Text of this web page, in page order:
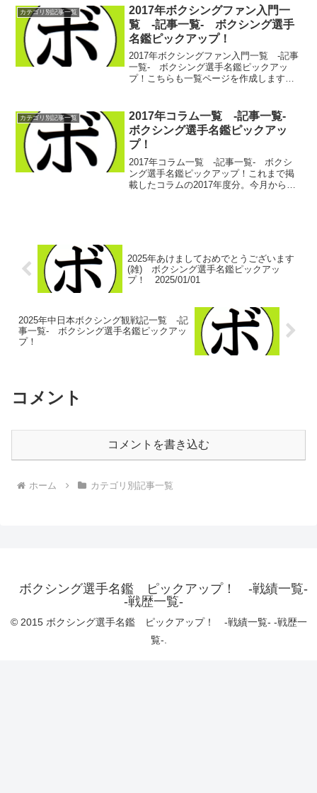
プ！2016年ボクシングファン入門一覧 -
記事一覧-...
カテゴリ別記事一覧
2017年ボクシングファン入門一
覧 -記事一覧- ボクシング選手
名鑑ピックアップ！
2017年ボクシングファン入門一覧 -記事
一覧- ボクシング選手名鑑ピックアッ
プ！こちらも一覧ページを作成します。
仕組み(解説) ボクシング選手名鑑ピック
アップ！ 20...
カテゴリ別記事一覧
2017年コラム一覧 -記事一覧-
ボクシング選手名鑑ピックアッ
プ！
2017年コラム一覧 -記事一覧- ボクシ
ング選手名鑑ピックアップ！これまで掲
載したコラムの2017年度分。今月から
2025年あけましておめでとうございます
(雑) ボクシング選手名鑑ピックアッ
プ！ 2025/01/01
2025年中日本ボクシング観戦記一覧 -記
事一覧- ボクシング選手名鑑ピックアッ
プ！
コメント
コメントを書き込む
ホーム カテゴリ別記事一覧
ボクシング選手名鑑 ピックアップ！ -戦績一覧-
-戦歴一覧-
© 2015 ボクシング選手名鑑 ピックアップ！ -戦績一覧- -戦歴一
覧-.